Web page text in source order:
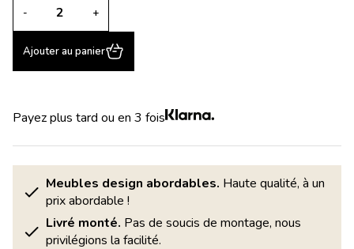
- +
Ajouter au panier
Payez plus tard ou en 3 fois
Meubles design abordables. Haute qualité, à un
prix abordable !
Livré monté. Pas de soucis de montage, nous
privilégions la facilité.